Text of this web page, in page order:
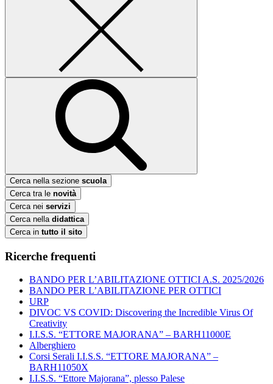
Cerca nella sezione scuola
Cerca tra le novità
Cerca nei servizi
Cerca nella didattica
Cerca in tutto il sito
Ricerche frequenti
BANDO PER L’ABILITAZIONE OTTICI A.S. 2025/2026
BANDO PER L’ABILITAZIONE PER OTTICI
URP
DIVOC VS COVID: Discovering the Incredible Virus Of
Creativity
I.I.S.S. “ETTORE MAJORANA” – BARH11000E
Alberghiero
Corsi Serali I.I.S.S. “ETTORE MAJORANA” –
BARH11050X
I.I.S.S. “Ettore Majorana”, plesso Palese